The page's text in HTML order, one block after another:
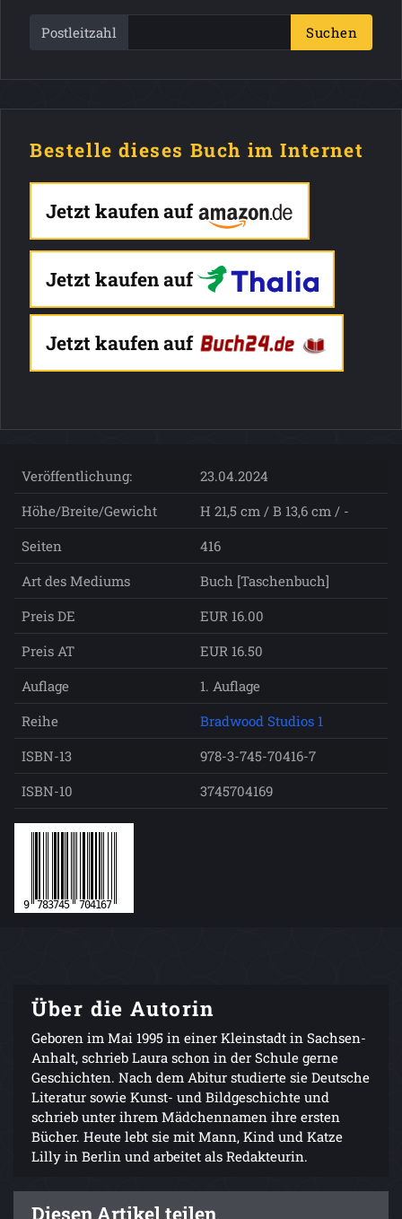
Postleitzahl Suchen
Bestelle dieses Buch im Internet
Jetzt kaufen auf
Jetzt kaufen auf
Jetzt kaufen auf
Veröffentlichung:
23.04.2024
Höhe/Breite/Gewicht
H 21,5 cm / B 13,6 cm / -
Seiten
416
Art des Mediums
Buch [Taschenbuch]
Preis DE
EUR 16.00
Preis AT
EUR 16.50
Auflage
1. Auflage
Reihe
Bradwood Studios 1
ISBN-13
978-3-745-70416-7
ISBN-10
3745704169
Über die Autorin
Geboren im Mai 1995 in einer Kleinstadt in Sachsen-
Anhalt, schrieb Laura schon in der Schule gerne
Geschichten. Nach dem Abitur studierte sie Deutsche
Literatur sowie Kunst- und Bildgeschichte und
schrieb unter ihrem Mädchennamen ihre ersten
Bücher. Heute lebt sie mit Mann, Kind und Katze
Lilly in Berlin und arbeitet als Redakteurin.
Diesen Artikel teilen